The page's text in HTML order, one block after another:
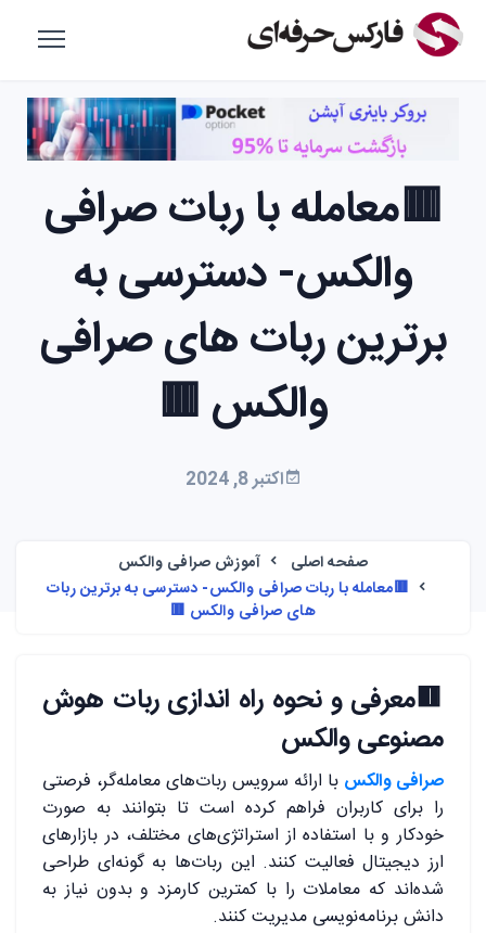
🟥معامله با ربات صرافی
والکس- دسترسی به
برترین ربات های صرافی
والکس 🟥
اکتبر 8, 2024
صفحه اصلی
آموزش صرافی والکس
🟥معامله با ربات صرافی والکس- دسترسی به برترین ربات
های صرافی والکس 🟥
🟥معرفی و نحوه راه اندازی ربات هوش
مصنوعی والکس
صرافی والکس با ارائه سرویس ربات‌های معامله‌گر، فرصتی
را برای کاربران فراهم کرده است تا بتوانند به صورت
خودکار و با استفاده از استراتژی‌های مختلف، در بازارهای
ارز دیجیتال فعالیت کنند. این ربات‌ها به گونه‌ای طراحی
شده‌اند که معاملات را با کمترین کارمزد و بدون نیاز به
دانش برنامه‌نویسی مدیریت کنند.